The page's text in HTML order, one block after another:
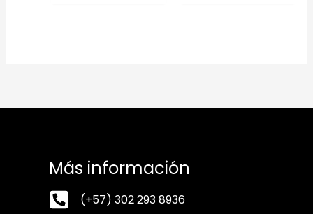
Más información
(+57) 302 293 8936